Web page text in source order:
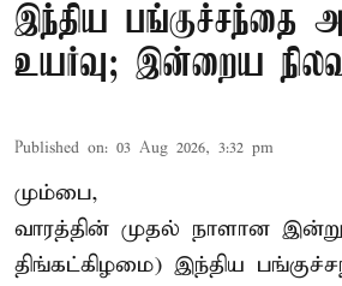
இந்திய பங்குச்சந்தை
உயர்வு; இன்றைய
Published on: 03 Aug 2026, 3:32 pm
மும்பை,
வாரத்தின் முதல் நாளான இன்று
திங்கட்கிழமை) இந்திய